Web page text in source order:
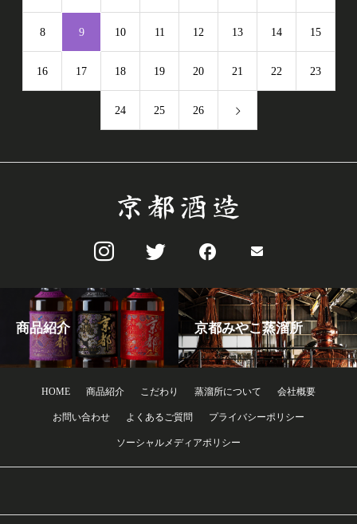
8 9 10 11 12 13 14 15
16 17 18 19 20 21 22 23
24 25 26
商品紹介 京都みやこ蒸溜所
HOME 商品紹介 こだわり 蒸溜所について 会社概要
お問い合わせ よくあるご質問 プライバシーポリシー
ソーシャルメディアポリシー